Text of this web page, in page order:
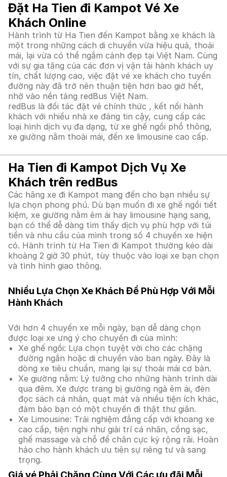
Đặt Ha Tien đi Kampot Vé Xe
Khách Online
Hành trình từ Ha Tien đến Kampot bằng xe khách là
một trong những cách di chuyển vừa hiệu quả, thoải
mái, lại vừa có thể ngắm cảnh đẹp tại Việt Nam. Cùng
với sự gia tăng của các đơn vị vận tải hành khách uy
tín, chất lượng cao, việc đặt vé xe khách cho tuyến
đường này đã trở nên thuận tiện hơn bao giờ hết,
nhờ vào nền tảng redBus Việt Nam.
redBus là đối tác đặt vé chính thức , kết nối hành
khách với nhiều nhà xe đáng tin cậy, cung cấp các
loại hình dịch vụ đa dạng, từ xe ghế ngồi phổ thông,
xe giường nằm thoải mái, đến xe limousine cao cấp.
Ha Tien đi Kampot Dịch Vụ Xe
Khách trên redBus
Các hãng xe đi Kampot mang đến cho bạn nhiều sự
lựa chọn phong phú. Dù bạn muốn đi xe ghế ngồi tiết
kiệm, xe giường nằm êm ái hay limousine hạng sang,
bạn có thể dễ dàng tìm thấy dịch vụ phù hợp với túi
tiền và nhu cầu của mình trong số 4 chuyến xe hiện
có. Hành trình từ Ha Tien đi Kampot thường kéo dài
khoảng 2 giờ 30 phút, tùy thuộc vào loại xe bạn chọn
và tình hình giao thông.
Nhiều Lựa Chọn Xe Khách Để Phù Hợp Với Mỗi
Hành Khách
Với hơn 4 chuyến xe mỗi ngày, bạn dễ dàng chọn
được loại xe ưng ý cho chuyến đi của mình:
Xe ghế ngồi: Lựa chọn tuyệt vời cho các chặng
đường ngắn hoặc di chuyển vào ban ngày. Đây là
dòng xe tiêu chuẩn, mang lại sự thoải mái cơ bản.
Xe giường nằm: Lý tưởng cho những hành trình dài
qua đêm. Xe được trang bị giường ngả êm ái, đèn
đọc sách cá nhân, quạt mát và nhiều tiện ích khác,
đảm bảo bạn có một chuyến đi thật thư giãn.
Xe Limousine: Trải nghiệm đẳng cấp với khoang xe
cao cấp, tiện nghi như giải trí cá nhân, cổng sạc,
ghế massage và chỗ để chân cực kỳ rộng rãi. Hoàn
hảo cho hành khách ưu tiên sự riêng tư và sang
trọng.